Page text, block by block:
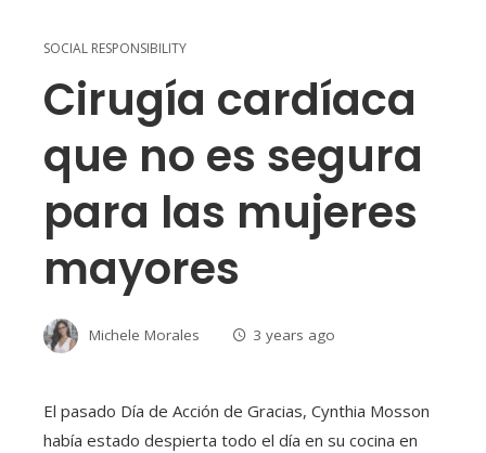
SOCIAL RESPONSIBILITY
Cirugía cardíaca
que no es segura
para las mujeres
mayores
Michele Morales 3 years ago
El pasado Día de Acción de Gracias, Cynthia Mosson
había estado despierta todo el día en su cocina en